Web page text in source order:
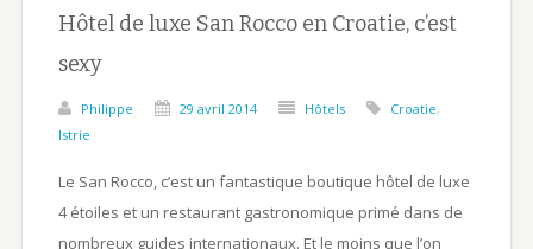
Hôtel de luxe San Rocco en Croatie, c’est
sexy
Philippe 29 avril 2014 Hôtels Croatie,
Istrie
Le San Rocco, c’est un fantastique boutique hôtel de luxe
4 étoiles et un restaurant gastronomique primé dans de
nombreux guides internationaux. Et le moins que l’on